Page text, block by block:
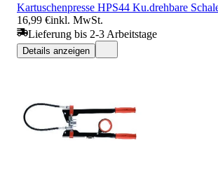
Kartuschenpresse HPS44 Ku.drehbare
16,99 €inkl. MwSt.
Lieferung bis 2-3 Arbeitstage
Details anzeigen